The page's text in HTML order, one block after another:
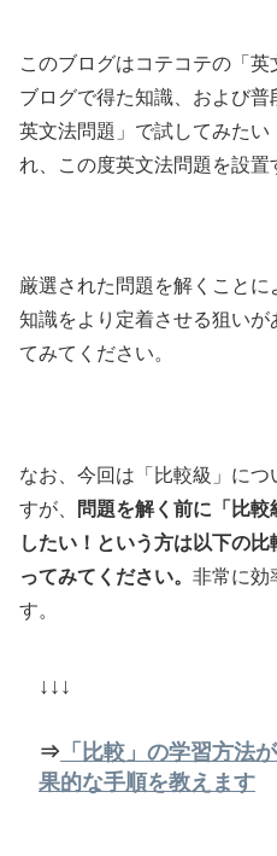
このブログはコテコテの「
ブログで得た知識、および
英文法問題」で試してみた
れ、この度英文法問題を設置
厳選された問題を解くこと
知識をより定着させる狙い
てみてください。
なお、今回は「比較級」に
すが、
問題を解く前に「比
したい！という方は以下の
ってみてください。 非常に効
す。
↓↓↓
⇒ 「比較」の学習方法
果的な手順を教えます